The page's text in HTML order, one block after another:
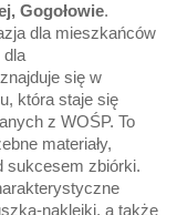
Gogołowie.
dla mieszkańców
dla
się w
która staje się
z WOŚP. To
materiały,
sukcesem zbiórki.
naklejki, a także